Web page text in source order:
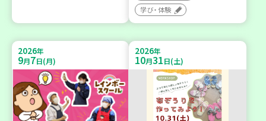
学び・体験
2026年
9月7日(月)
2026年
10月31日(土)